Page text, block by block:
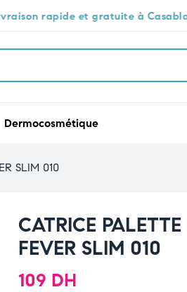
et gratuite à Casablanca 🕒🚚
Dermocosmétique
SLIM 010
CATRICE
FEVER SLIM 010
109 DH